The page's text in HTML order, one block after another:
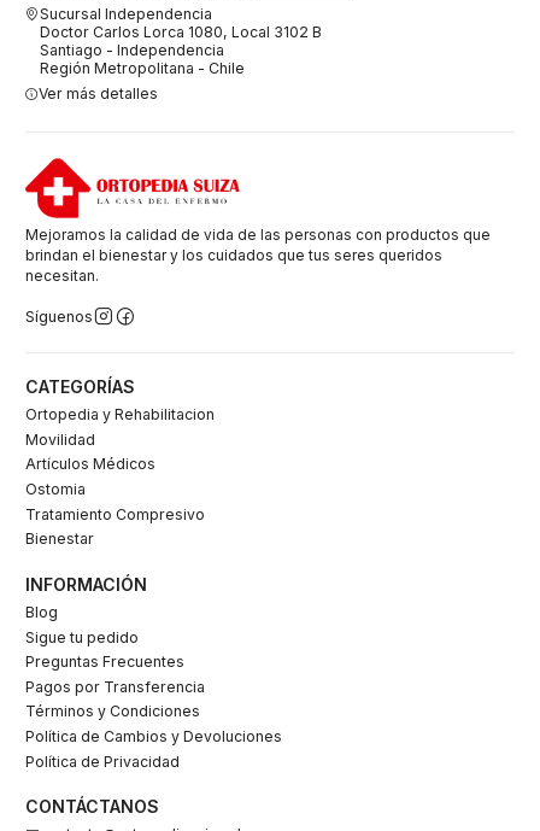
Sucursal Independencia
Doctor Carlos Lorca 1080, Local 3102 B
Santiago - Independencia
Región Metropolitana - Chile
Ver más detalles
Mejoramos la calidad de vida de las personas con productos que
brindan el bienestar y los cuidados que tus seres queridos
necesitan.
Síguenos
CATEGORÍAS
Ortopedia y Rehabilitacion
Movilidad
Artículos Médicos
Ostomia
Tratamiento Compresivo
Bienestar
INFORMACIÓN
Blog
Sigue tu pedido
Preguntas Frecuentes
Pagos por Transferencia
Términos y Condiciones
Política de Cambios y Devoluciones
Política de Privacidad
CONTÁCTANOS